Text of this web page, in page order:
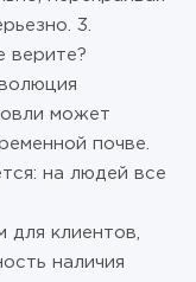
3.
верите?
может
почве.
на людей все
клиентов,
наличия